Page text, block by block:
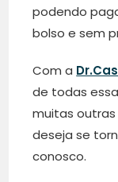
podendo
bolso e sem
Com a
de todas
muitas outras
deseja se
conosco.